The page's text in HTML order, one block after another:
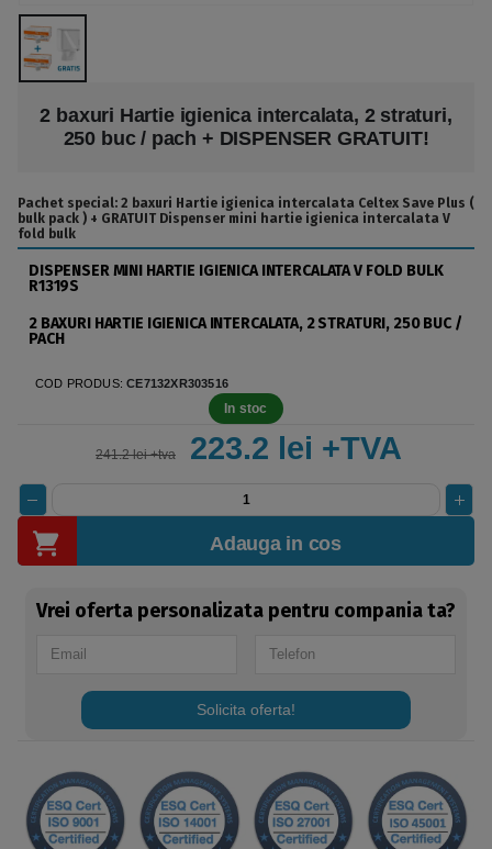
2 baxuri Hartie igienica intercalata, 2 straturi,
250 buc / pach + DISPENSER GRATUIT!
Pachet special: 2 baxuri Hartie igienica intercalata Celtex Save Plus (
bulk pack ) + GRATUIT Dispenser mini hartie igienica intercalata V
fold bulk
DISPENSER MINI HARTIE IGIENICA INTERCALATA V FOLD BULK
R1319S
2 BAXURI HARTIE IGIENICA INTERCALATA, 2 STRATURI, 250 BUC /
PACH
COD PRODUS:CE7132XR303516
In stoc
241.2 lei +tva 223.2 lei +TVA
Adauga in cos
Vrei oferta personalizata pentru compania ta?
Solicita oferta!